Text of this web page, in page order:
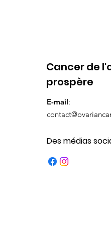
Cancer de
prospère
E-mail:
Des médias